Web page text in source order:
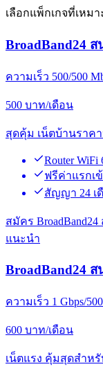
เลือกแพ็กเกจที่เหม
BroadBand24
ความเร็ว 500/500
500 บาท/เดือน
สุดคุ้ม เน็ตบ้านราค
Router WiFi
ฟรีค่าแรกเ
สัญญา 24 เ
สมัคร
แนะนำ
BroadBand24
ความเร็ว 1 Gbps/
600 บาท/เดือน
เน็ตแรง คุ้มสุดสำหรั